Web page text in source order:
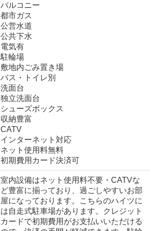
バルコニー
都市ガス
公営水道
公共下水
電気有
駐輪場
敷地内ごみ置き場
バス・トイレ別
洗面台
独立洗面台
シューズボックス
収納豊富
CATV
インターネット対応
ネット使用料無料
初期費用カード決済可
室内設備はネット使用料不要・CATVな
ど豊富に揃っており、過ごしやすいお部
屋になっております。こちらのハイツに
は自走式駐車場があります。クレジット
カードで初期費用がお支払いいただける